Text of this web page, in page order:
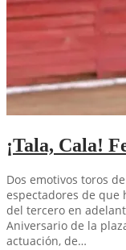
¡Tala, Cala!
Dos emotivos toros
espectadores de
del tercero en
Aniversario de la
actuación, de…